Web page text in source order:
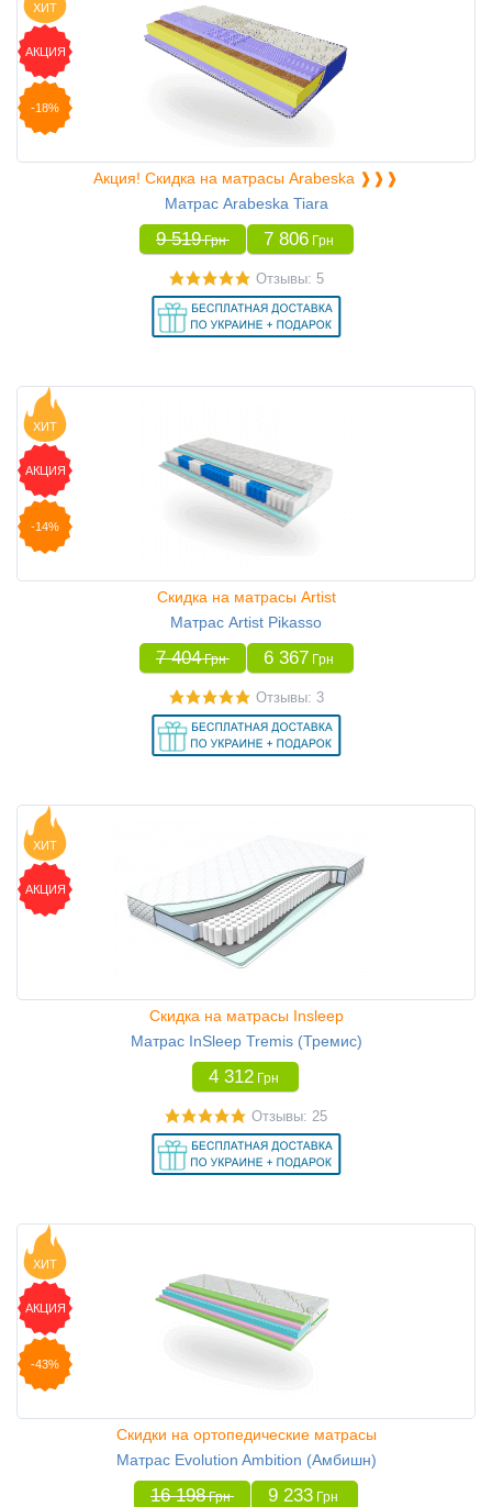
ХИТ
АКЦИЯ
-18%
Акция! Скидка на матрасы Arabeska ❱❱❱
Матрас Arabeska Tiara
9 519 Грн 7 806 Грн
Отзывы: 5
ХИТ
АКЦИЯ
-14%
Скидка на матрасы Artist
Матрас Artist Pikasso
7 404 Грн 6 367 Грн
Отзывы: 3
ХИТ
АКЦИЯ
Скидка на матрасы Insleep
Матрас InSleep Tremis (Тремис)
4 312 Грн
Отзывы: 25
ХИТ
АКЦИЯ
-43%
Скидки на ортопедические матрасы
Матрас Evolution Ambition (Амбишн)
16 198 Грн 9 233 Грн